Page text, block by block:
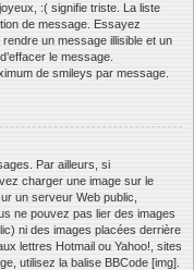
:( signifie triste. La liste
de message. Essayez
un message illisible et un
le message.
de smileys par message.
Par ailleurs, si
charger une image sur le
un serveur Web public,
ne pouvez pas lier des images
ni des images placées derrière
lettres Hotmail ou Yahoo!, sites
utilisez la balise BBCode [img].